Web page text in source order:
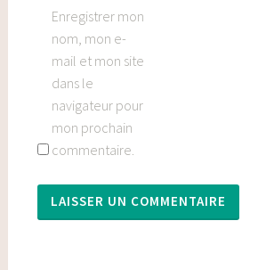
Enregistrer mon
nom, mon e-
mail et mon site
dans le
navigateur pour
mon prochain
commentaire.